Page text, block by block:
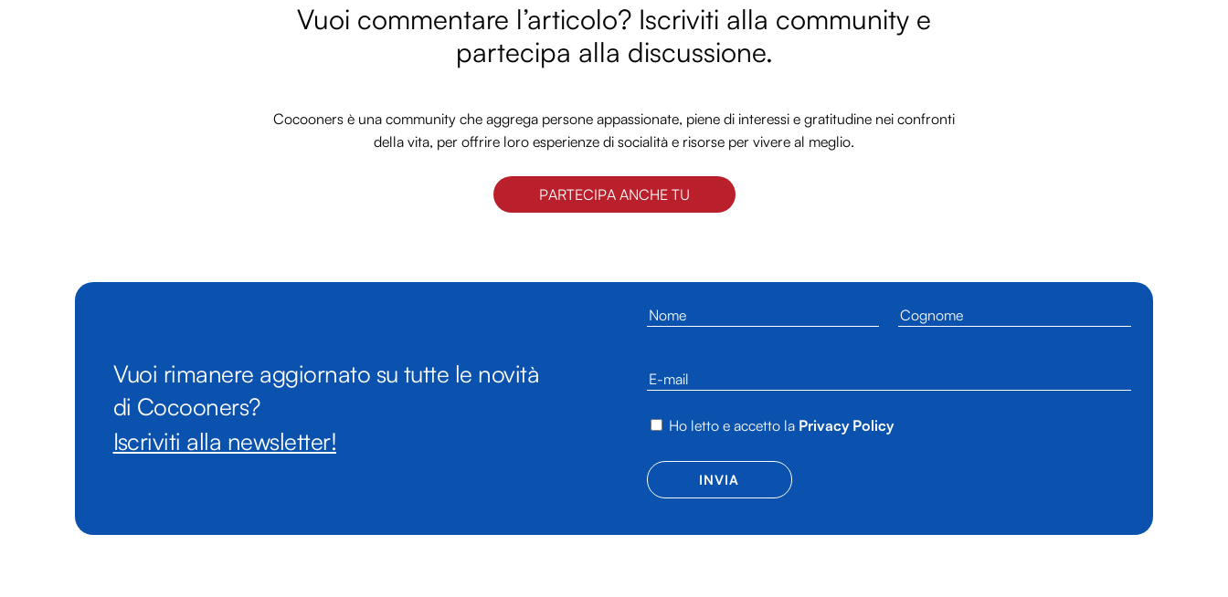
Vuoi commentare l’articolo? Iscriviti alla community e
partecipa alla discussione.
Cocooners è una community che aggrega persone appassionate, piene di interessi e gratitudine nei confronti
della vita, per offrire loro esperienze di socialità e risorse per vivere al meglio.
PARTECIPA ANCHE TU
Vuoi rimanere aggiornato su tutte le novità
di Cocooners?
Iscriviti alla newsletter!
Ho letto e accetto la Privacy Policy